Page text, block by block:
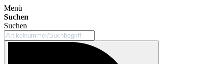
Menü
Suchen
Suchen